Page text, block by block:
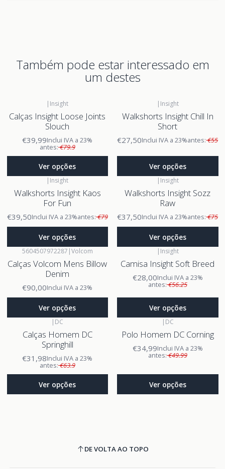
Também pode estar interessado em
um destes
| Insight
Calças Insight Loose Joints
Slouch
€39,99Inclui IVA a 23%
antes:€79.9
Ver opções
| Insight
Walkshorts Insight Chill In
Short
€27,50Inclui IVA a 23%antes:€55
Ver opções
| Insight
Walkshorts Insight Kaos
For Fun
€39,50Inclui IVA a 23%antes:€79
Ver opções
| Insight
Walkshorts Insight Sozz
Raw
€37,50Inclui IVA a 23%antes:€75
Ver opções
5604507972287 |Volcom
Calças Volcom Mens Billow
Denim
€90,00Inclui IVA a 23%
Ver opções
| Insight
Camisa Insight Soft Breed
€28,00Inclui IVA a 23%
antes:€56.25
Ver opções
| DC
Calças Homem DC
Springhill
€31,98Inclui IVA a 23%
antes:€63.9
Ver opções
| DC
Polo Homem DC Corning
€34,99Inclui IVA a 23%
antes:€49.99
Ver opções
DE VOLTA AO TOPO